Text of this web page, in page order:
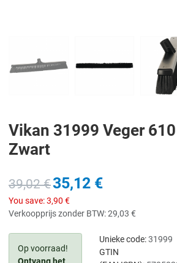
Vikan 31999 Veger
Zwart
39,02 €35,12 €
You save:3,90 €
Verkoopprijs zonder BTW:29,03 €
Op voorraad!
Unieke code: 31999
GTIN